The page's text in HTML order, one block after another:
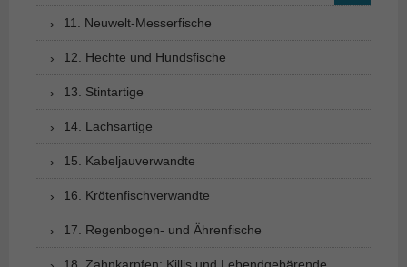
11. Neuwelt-Messerfische
12. Hechte und Hundsfische
13. Stintartige
14. Lachsartige
15. Kabeljauverwandte
16. Krötenfischverwandte
17. Regenbogen- und Ährenfische